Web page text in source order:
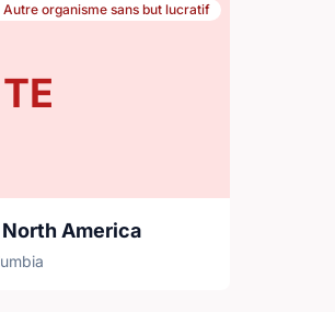
TE
Autre organisme sans but lucratif
America